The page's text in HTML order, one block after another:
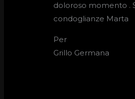
doloroso momento .
condoglianze Marta
Per
Grillo Germana